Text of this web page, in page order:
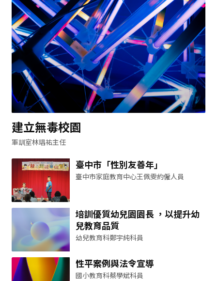
建立無毒校園
軍訓室林琩祐主任
臺中市「性別友善年」
臺中市家庭教育中心王佩雯約僱人員
培訓優質幼兒園園長 ，以提升幼
兒教育品質
幼兒教育科鄭宇純科員
性平案例與法令宣導
國小教育科蔡學斌科員